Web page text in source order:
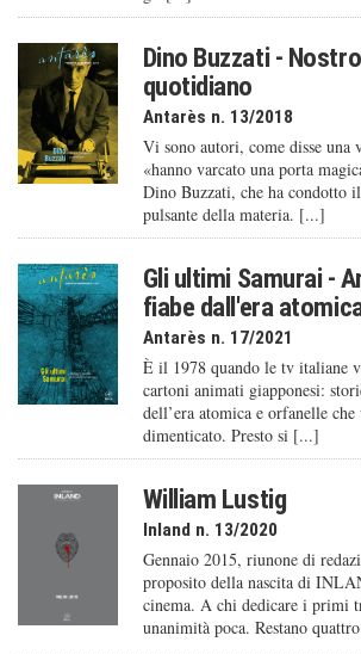
Dino Buzzati -
quotidiano
Antarès n. 13/2018
Vi sono autori, come disse una
«hanno varcato una porta
Dino Buzzati, che ha condotto
pulsante della materia. [...]
Gli ultimi Samurai -
fiabe dall'era
Antarès n. 17/2021
È il 1978 quando le tv italiane
cartoni animati giapponesi:
dell’era atomica e orfanelle
dimenticato. Presto si [...]
William Lustig
Inland n. 13/2020
Gennaio 2015, riunone di
proposito della nascita di
cinema. A chi dedicare i primi
unanimità poca. Restano